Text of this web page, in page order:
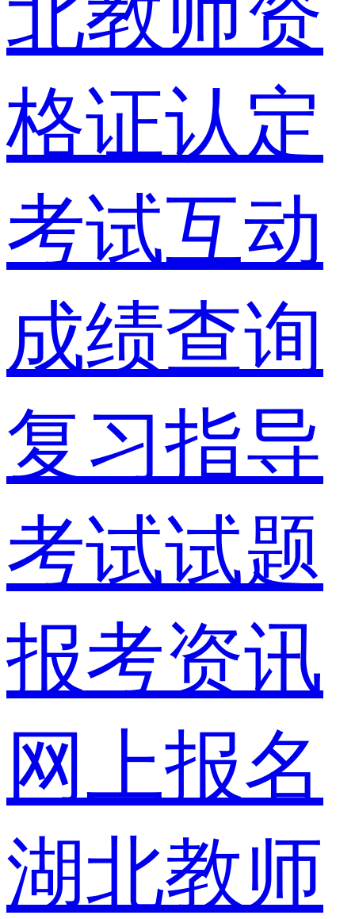
格证认定
考试互动
成绩查询
复习指导
考试试题
报考资讯
网上报名
湖北教师